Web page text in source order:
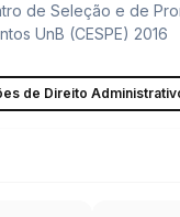
de Seleção e de
UnB (CESPE) 2016
de Direito